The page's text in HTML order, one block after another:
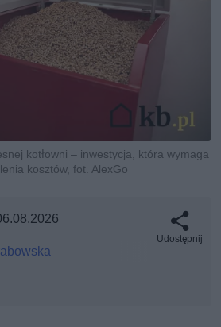
kotłowni – inwestycja, która wymaga
kosztów, fot. AlexGo
Udostępnij